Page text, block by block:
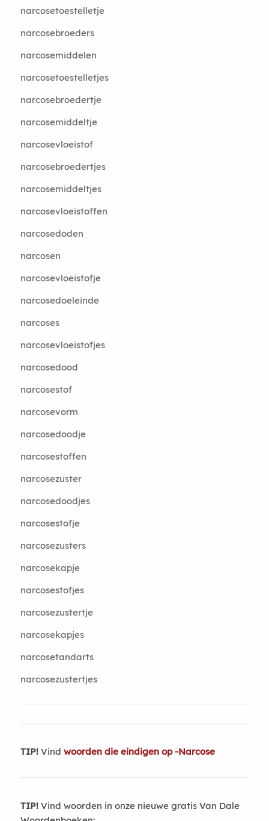
narcosetoestelletje
narcosebroeders
narcosemiddelen
narcosetoestelletjes
narcosebroedertje
narcosemiddeltje
narcosevloeistof
narcosebroedertjes
narcosemiddeltjes
narcosevloeistoffen
narcosedoden
narcosen
narcosevloeistofje
narcosedoeleinde
narcoses
narcosevloeistofjes
narcosedood
narcosestof
narcosevorm
narcosedoodje
narcosestoffen
narcosezuster
narcosedoodjes
narcosestofje
narcosezusters
narcosekapje
narcosestofjes
narcosezustertje
narcosekapjes
narcosetandarts
narcosezustertjes
TIP!Vind woorden die eindigen op -Narcose
TIP!Vind woorden in onze nieuwe gratis Van Dale